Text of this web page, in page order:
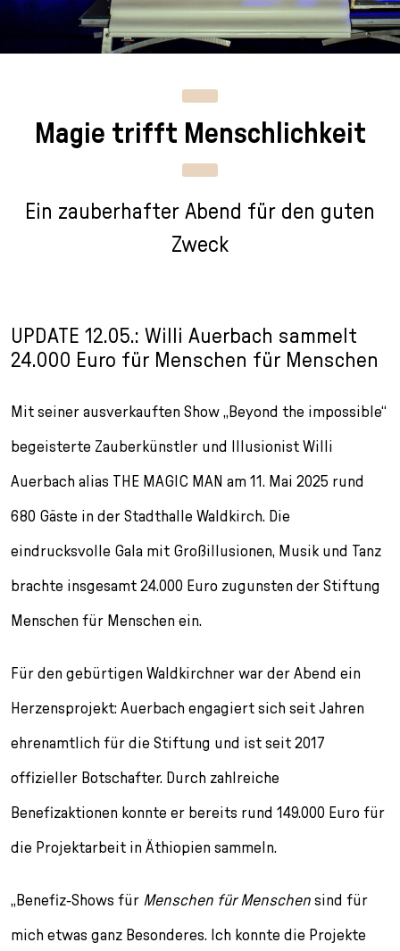
e
s
l
c
i
o
Magie trifft Menschlichkeit
Ein zauberhafter Abend für den guten
Zweck
UPDATE 12.05.: Willi Auerbach sammelt
24.000 Euro für Menschen für Menschen
Mit seiner ausverkauften Show „Beyond the impossible“
begeisterte Zauberkünstler und Illusionist Willi
Auerbach alias THE MAGIC MAN am 11. Mai 2025 rund
680 Gäste in der Stadthalle Waldkirch. Die
eindrucksvolle Gala mit Großillusionen, Musik und Tanz
brachte insgesamt 24.000 Euro zugunsten der Stiftung
Menschen für Menschen ein.
Für den gebürtigen Waldkirchner war der Abend ein
Herzensprojekt: Auerbach engagiert sich seit Jahren
ehrenamtlich für die Stiftung und ist seit 2017
offizieller Botschafter. Durch zahlreiche
Benefizaktionen konnte er bereits rund 149.000 Euro für
die Projektarbeit in Äthiopien sammeln.
„Benefiz-Shows für Menschen für Menschensind für
mich etwas ganz Besonderes. Ich konnte die Projekte